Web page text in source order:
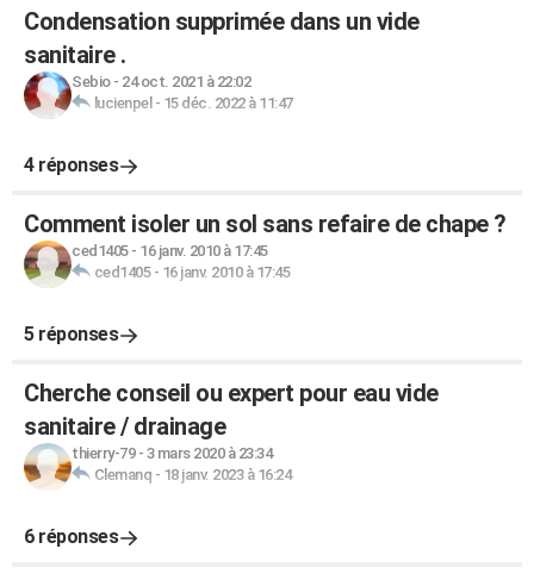
Condensation supprimée dans un vide
sanitaire .
Sebio- 24 oct. 2021 à 22:02
lucienpel - 15 déc. 2022 à 11:47
4 réponses
Comment isoler un sol sans refaire de chape ?
ced1405- 16 janv. 2010 à 17:45
ced1405- 16 janv. 2010 à 17:45
5 réponses
Cherche conseil ou expert pour eau vide
sanitaire / drainage
thierry-79- 3 mars 2020 à 23:34
Clemanq - 18 janv. 2023 à 16:24
6 réponses